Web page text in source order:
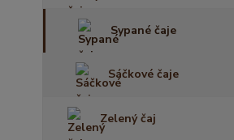
Sypané čaje
Sáčkové čaje
Zelený čaj